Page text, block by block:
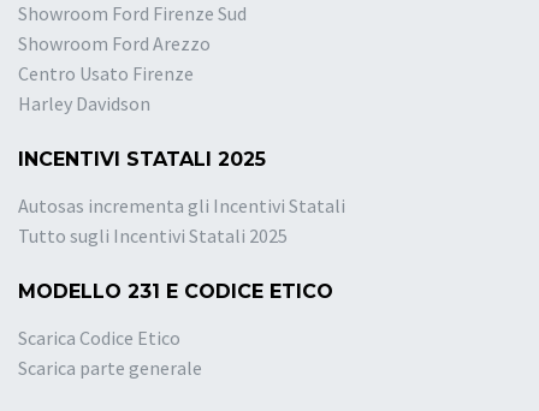
Showroom Ford Firenze Sud
Showroom Ford Arezzo
Centro Usato Firenze
Harley Davidson
INCENTIVI STATALI 2025
Autosas incrementa gli Incentivi Statali
Tutto sugli Incentivi Statali 2025
MODELLO 231 E CODICE ETICO
Scarica Codice Etico
Scarica parte generale